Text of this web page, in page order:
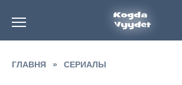
содержанию
ГЛАВНЯ » СЕРИАЛЫ